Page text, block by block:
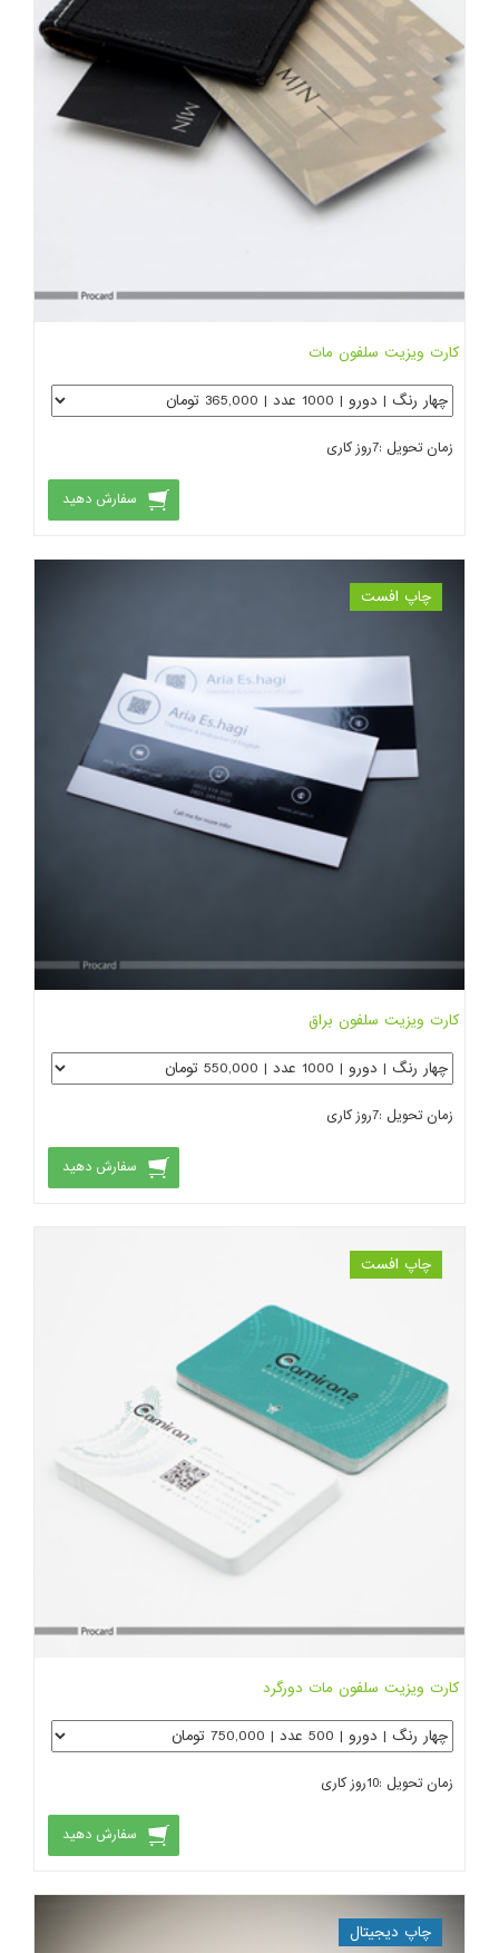
کارت ویزیت سلفون مات
زمان تحویل :7روز کاری
سفارش دهید
چاپ افست
کارت ویزیت سلفون براق
زمان تحویل :7روز کاری
سفارش دهید
چاپ افست
کارت ویزیت سلفون مات دورگرد
زمان تحویل :10روز کاری
سفارش دهید
چاپ دیجیتال